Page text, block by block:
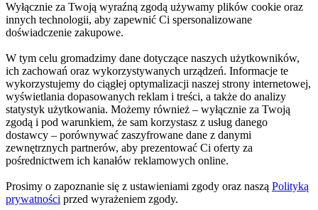
Wyłącznie za Twoją wyraźną zgodą używamy plików cookie oraz
innych technologii, aby zapewnić Ci spersonalizowane
doświadczenie zakupowe.
W tym celu gromadzimy dane dotyczące naszych użytkowników,
ich zachowań oraz wykorzystywanych urządzeń. Informacje te
wykorzystujemy do ciągłej optymalizacji naszej strony internetowej,
wyświetlania dopasowanych reklam i treści, a także do analizy
statystyk użytkowania. Możemy również – wyłącznie za Twoją
zgodą i pod warunkiem, że sam korzystasz z usług danego
dostawcy – porównywać zaszyfrowane dane z danymi
zewnętrznych partnerów, aby prezentować Ci oferty za
pośrednictwem ich kanałów reklamowych online.
Prosimy o zapoznanie się z ustawieniami zgody oraz naszą Polityką
prywatności przed wyrażeniem zgody.